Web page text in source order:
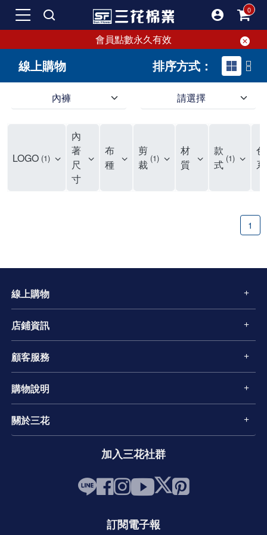
會員點數永久有效
線上購物 排序方式：
內褲 請選擇
LOGO 1
內
著
尺
寸
布
種
剪
裁 1
材
質
款
式 1
色
系
1
線上購物
店鋪資訊
顧客服務
購物說明
關於三花
加入三花社群
訂閱電子報